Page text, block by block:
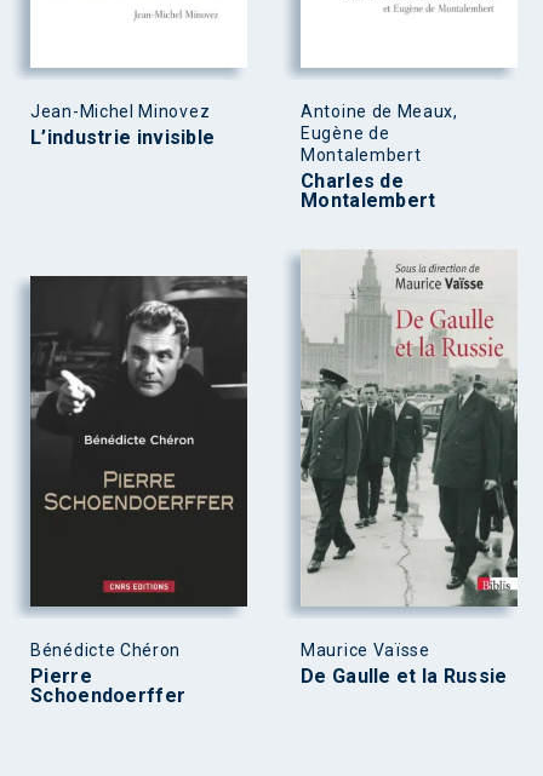
Jean-Michel Minovez
L’industrie invisible
Antoine de Meaux,
Eugène de
Montalembert
Charles de
Montalembert
Bénédicte Chéron
Pierre
Schoendoerffer
Maurice Vaïsse
De Gaulle et la Russie